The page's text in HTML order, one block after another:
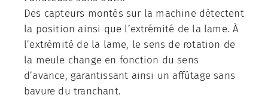
Des capteurs montés sur la machine détectent
la position ainsi que l’extrémité de la lame. À
l’extrémité de la lame, le sens de rotation de
la meule change en fonction du sens
d’avance, garantissant ainsi un affûtage sans
bavure du tranchant.